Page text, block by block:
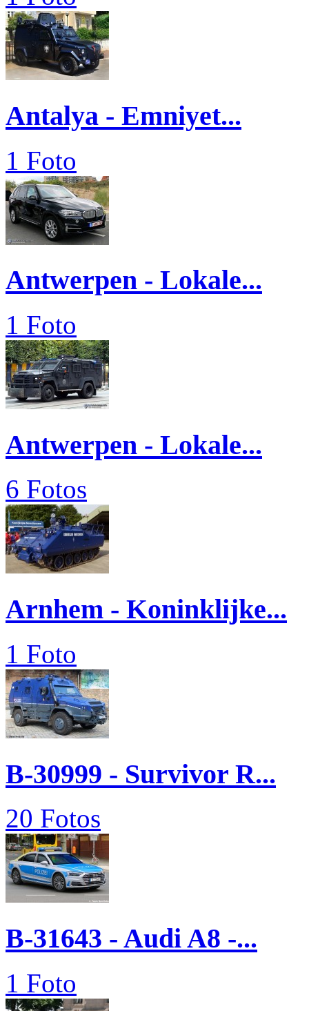
Antalya - Emniyet...
1 Foto
Antwerpen - Lokale...
1 Foto
Antwerpen - Lokale...
6 Fotos
Arnhem - Koninklijke...
1 Foto
B-30999 - Survivor R...
20 Fotos
B-31643 - Audi A8 -...
1 Foto